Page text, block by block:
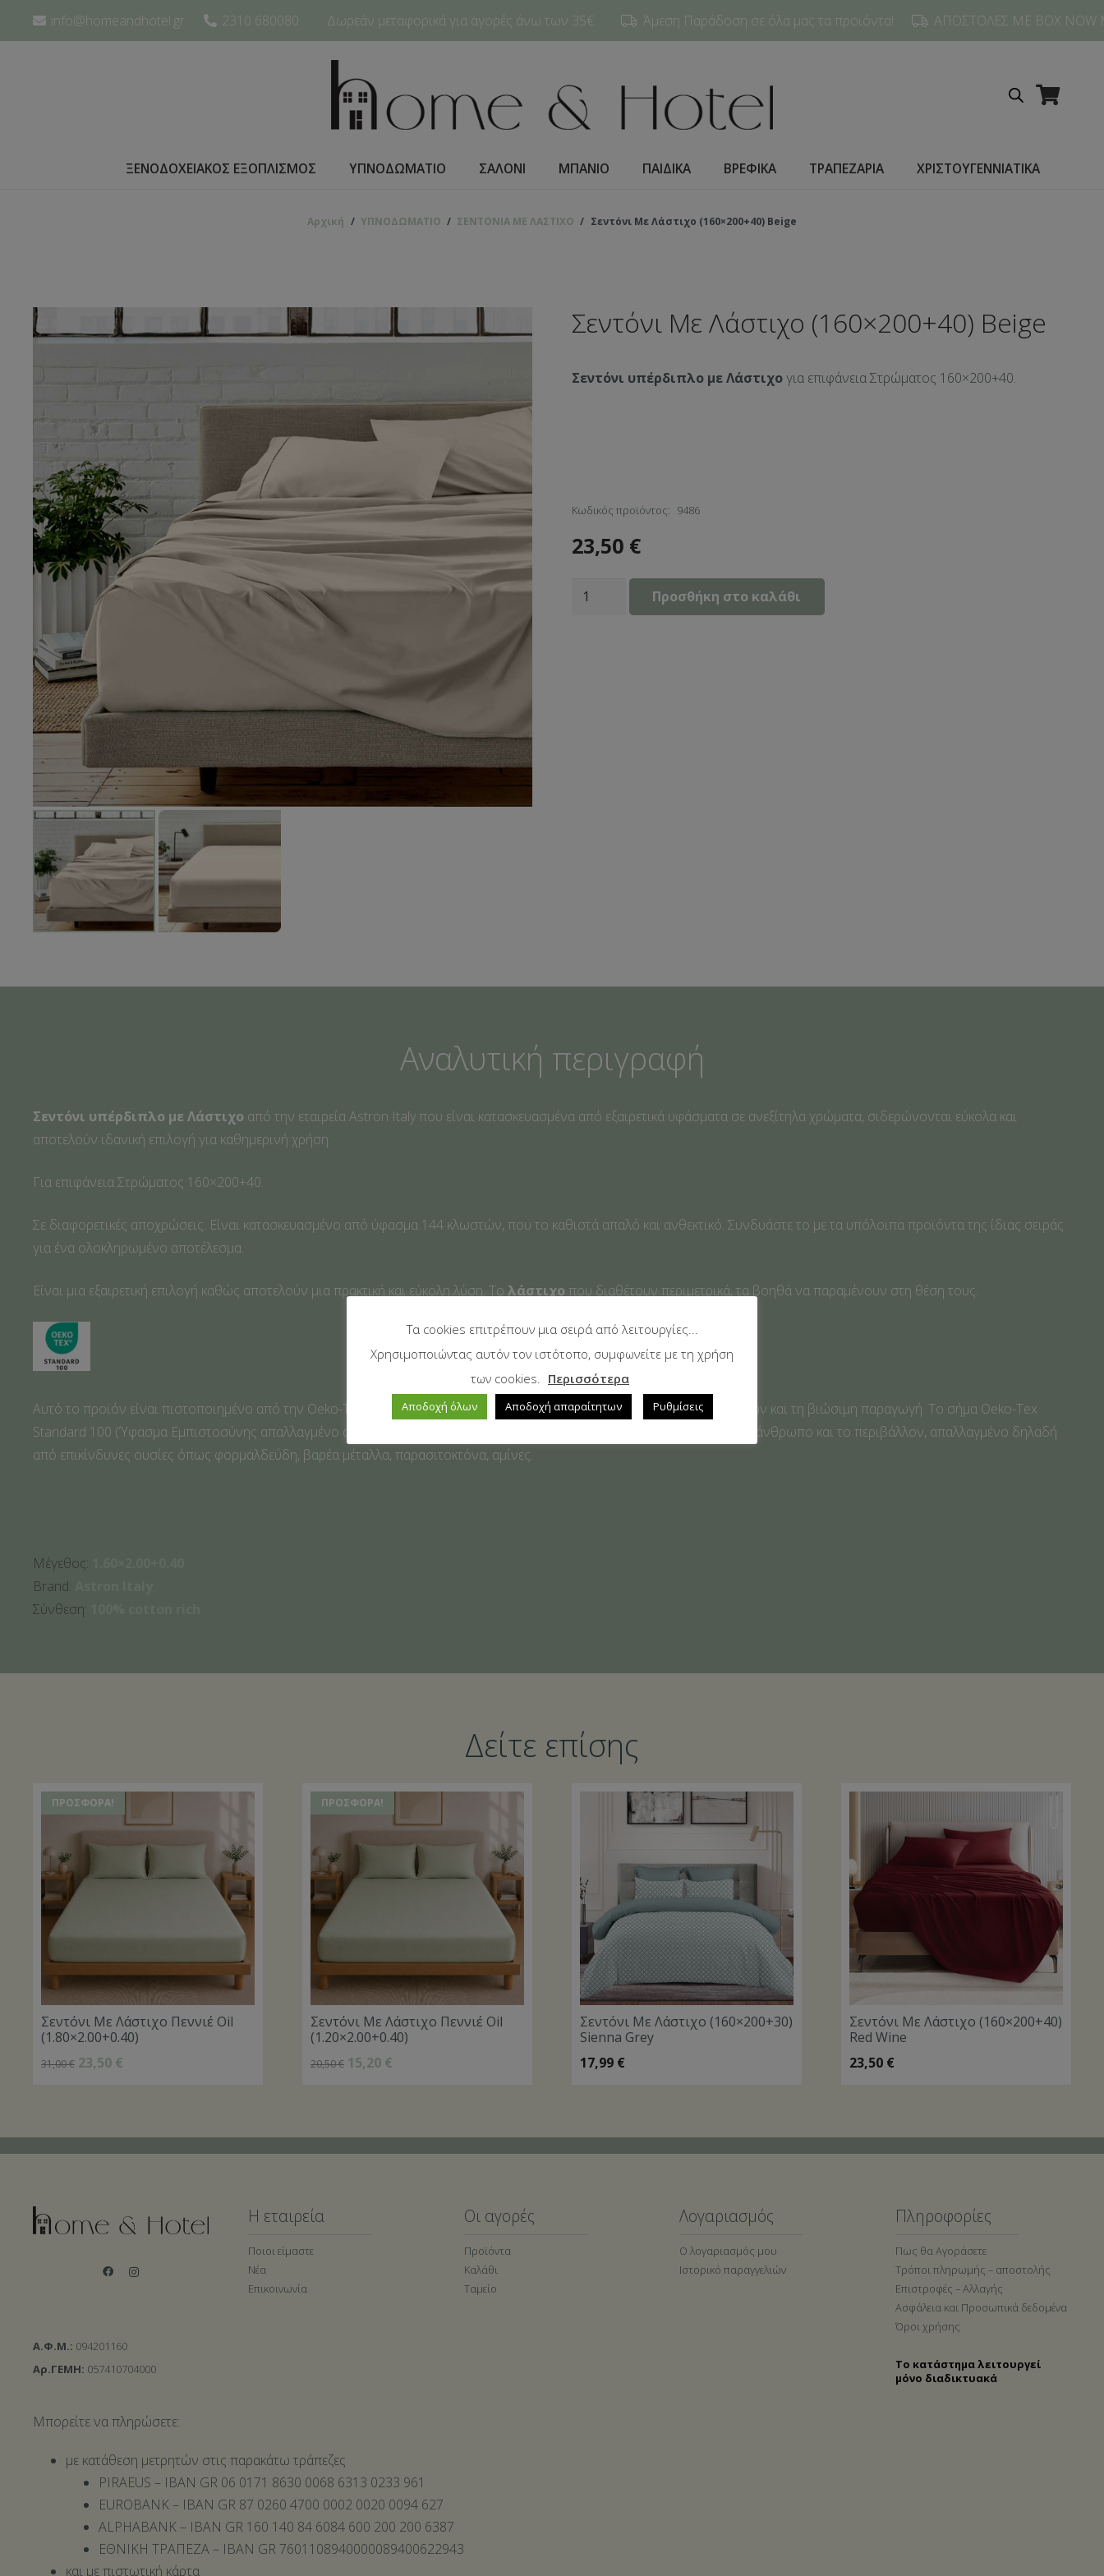
info@homeandhotel.gr 2310 680080 Δωρεάν μεταφορικά για αγορές άνω των 35€ Άμεση Παράδοση σε όλα μας τα προϊόντα! ΑΠΟΣΤΟΛΕΣ ΜΕ BOX
ΞΕΝΟΔΟΧΕΙΑΚΟΣ ΕΞΟΠΛΙΣΜΟΣ ΥΠΝΟΔΩΜΑΤΙO ΣΑΛΟΝΙ ΜΠΑΝΙΟ ΠΑΙΔΙΚΑ ΒΡΕΦΙΚΑ ΤΡΑΠΕΖΑΡΙΑ ΧΡΙΣΤΟΥΓΕΝΝΙΑΤΙΚΑ
Αρχική / ΥΠΝΟΔΩΜΑΤΙO / ΣΕΝΤΟΝΙΑ ΜΕ ΛΑΣΤΙΧΟ / Σεντόνι Με Λάστιχο (160×200+40) Beige
Σεντόνι Με Λάστιχο (160×200+40) Beige
Σεντόνι υπέρδιπλο με Λάστιχογια επιφάνεια Στρώματος 160×200+40.
Κωδικός προϊόντος: 9486
23,50 €
Σεντόνι
Προσθήκη στο καλάθι
Αναλυτική περιγραφή
Σεντόνι υπέρδιπλο με Λάστιχο από την εταιρεία Αstron Italy που είναι κατασκευασμένα από εξαιρετικά υφάσματα σε ανεξίτηλα χρώματα, σιδερώνονται εύκολα και
αποτελούν ιδανική επιλογή για καθημερινή χρήση.
Για επιφάνεια Στρώματος 160×200+40.
Σε διαφορετικές αποχρώσεις. Είναι κατασκευασμένο από ύφασμα 144 κλωστών, που το καθιστά απαλό και ανθεκτικό. Συνδυάστε το με τα υπόλοιπα προϊόντα της ίδιας σειράς
για ένα ολοκληρωμένο αποτέλεσμα.
Είναι μια εξαιρετική επιλογή καθώς αποτελούν μια πρακτική και εύκολη λύση. Το λάστιχο που διαθέτουν περιμετρικά, τα βοηθά να παραμένουν στη θέση τους.
Αυτό το προϊόν είναι πιστοποιημένο από την Oeko-Tex τον διεθνή φορέα πιστοποίησης για την ασφάλεια των υφασμάτων και τη βιώσιμη παραγωγή. Το σήμα Oeko-Tex
Standard 100 (Ύφασμα Εμπιστοσύνης απαλλαγμένο από επιβλαβείς ουσίες) δηλώνει ότι το προϊόν είναι φιλικό προς τον άνθρωπο και το περιβάλλον, απαλλαγμένο δηλαδή
από επικίνδυνες ουσίες όπως φορμαλδεΰδη, βαρέα μέταλλα, παρασιτοκτόνα, αμίνες.
Μέγεθος:
Brand:
Σύνθεση:
Δείτε επίσης
ΠΡΟΣΦΟΡΆ!
Σεντόνι Με Λάστιχο Πεννιέ Oil
(1.80×2.00+0.40)
31,00€ 23,50 €
ΠΡΟΣΦΟΡΆ!
Σεντόνι Με Λάστιχο Πεννιέ Oil
(1.20×2.00+0.40)
20,50€ 15,20 €
Σεντόνι Με Λάστιχο (160×200+30)
Sienna Grey
17,99 €
Σεντόνι Με Λάστιχο (160×200+40)
Red Wine
23,50 €
Α.Φ.Μ.: 094201160
Αρ.ΓΕΜΗ: 057410704000
Η εταιρεία
Ποιοι είμαστε
Νέα
Επικοινωνία
Οι αγορές
Προϊόντα
Καλάθι
Ταμείο
Λογαριασμός
Ο λογαριασμός μου
Ιστορικό παραγγελιών
Πληροφορίες
Πως θα Αγοράσετε
Τρόποι πληρωμής – αποστολής
Επιστροφές – Αλλαγής
Ασφάλεια και Προσωπικά δεδομένα
Όροι χρήσης
Το κατάστημα λειτουργεί
μόνο διαδικτυακά
Μπορείτε να πληρώσετε:
με κατάθεση μετρητών στις παρακάτω τράπεζες
PIRAEUS – IBAN GR 06 0171 8630 0068 6313 0233 961
EUROBANK – IBAN GR 87 0260 4700 0002 0020 0094 627
ALPHABANK – IBAN GR 160 140 84 6084 600 200 200 6387
ΕΘΝΙΚΗ ΤΡΑΠΕΖΑ – IBAN GR 7601108940000089400622943
και με πιστωτική κάρτα
Τα cookies επιτρέπουν μια σειρά από λειτουργίες...
Χρησιμοποιώντας αυτόν τον ιστότοπο, συμφωνείτε με τη χρήση
των cookies. Περισσότερα
Αποδοχή όλων Αποδοχή απαραίτητων Ρυθμίσεις